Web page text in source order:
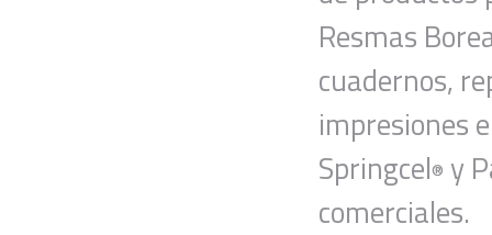
Resmas
cuadernos,
impresiones
Springcel® y
comerciales.